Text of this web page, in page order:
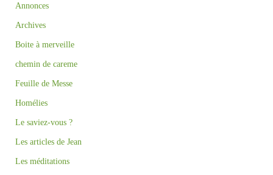
Annonces
Archives
Boite à merveille
chemin de careme
Feuille de Messe
Homélies
Le saviez-vous ?
Les articles de Jean
Les méditations